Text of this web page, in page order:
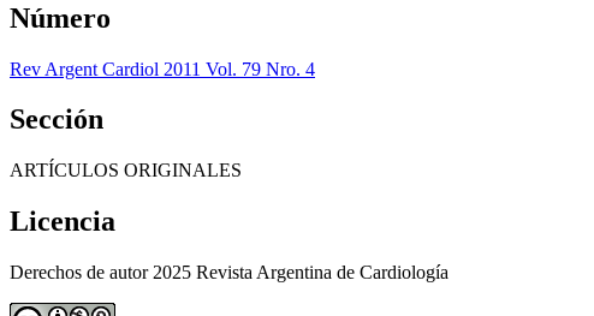
Número
Rev Argent Cardiol 2011 Vol. 79 Nro. 4
Sección
ARTÍCULOS ORIGINALES
Licencia
Derechos de autor 2025 Revista Argentina de Cardiología